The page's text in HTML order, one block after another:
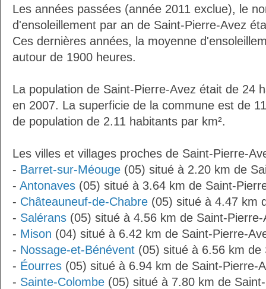
Les années passées (année 2011 exclue), le
d'ensoleillement par an de Saint-Pierre-Avez
Ces dernières années, la moyenne
autour de 1900 heures.
La population de Saint-Pierre-Avez était de 24
en 2007. La superficie de la commune est de
de population de 2.11 habitants par km².
Les villes et villages proches de Saint-Pierre-
- Barret-sur-Méouge (05) situé à 2.20 km de
- Antonaves (05) situé à 3.64 km de Saint-
- Châteauneuf-de-Chabre (05) situé à 4.47 km
- Salérans (05) situé à 4.56 km de Saint-Pierre-
- Mison (04) situé à 6.42 km de Saint-Pierre-
- Nossage-et-Bénévent (05) situé à 6.56 km de
- Éourres (05) situé à 6.94 km de Saint-Pierre-
- Sainte-Colombe (05) situé à 7.80 km de